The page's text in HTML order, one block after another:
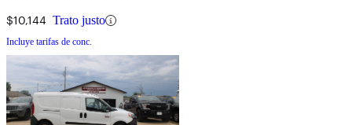
$10,144 Trato justo
Incluye tarifas de conc.